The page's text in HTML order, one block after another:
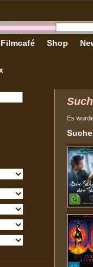
Filmcafé Shop
Es